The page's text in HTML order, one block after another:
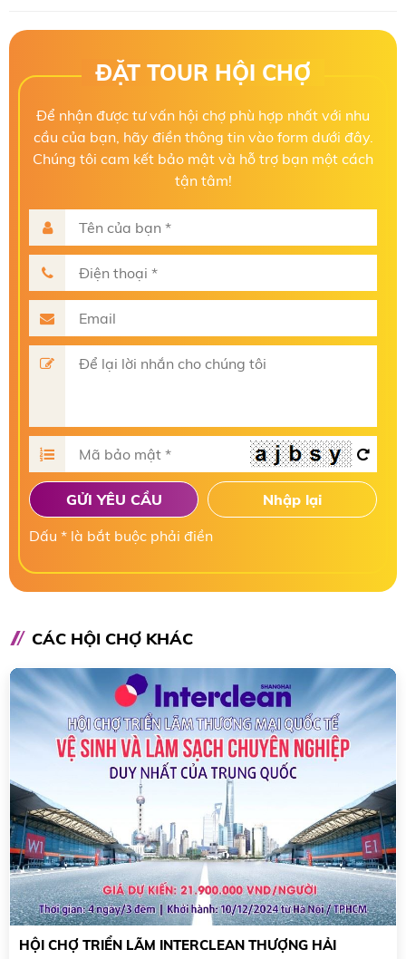
ĐẶT TOUR HỘI CHỢ
Để nhận được tư vấn hội chợ phù hợp nhất với nhu
cầu của bạn, hãy điền thông tin vào form dưới đây.
Chúng tôi cam kết bảo mật và hỗ trợ bạn một cách
tận tâm!
GỬI YÊU CẦU
Nhập lại
Dấu * là bắt buộc phải điền
CÁC HỘI CHỢ KHÁC
HỘI CHỢ TRIỂN LÃM INTERCLEAN THƯỢNG HẢI